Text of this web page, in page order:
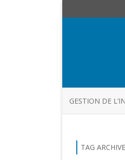
GESTION DE
TAG